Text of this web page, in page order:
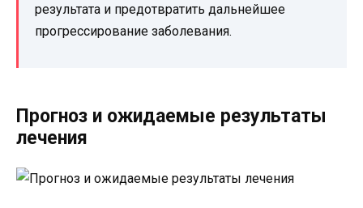
результата и предотвратить дальнейшее
прогрессирование заболевания.
Прогноз и ожидаемые результаты
лечения